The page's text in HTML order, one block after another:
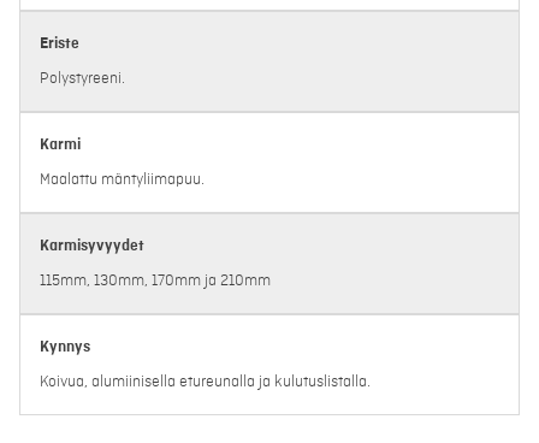
Eriste
Polystyreeni.
Karmi
Maalattu mäntyliimapuu.
Karmisyvyydet
115mm, 130mm, 170mm ja 210mm
Kynnys
Koivua, alumiinisella etureunalla ja kulutuslistalla.